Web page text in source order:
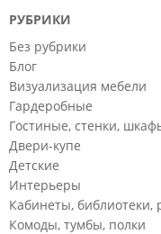
РУБРИКИ
Без рубрики
Блог
Визуализация мебели
Гардеробные
Гостиные, стенки,
Двери-купе
Детские
Интерьеры
Кабинеты, библиотеки,
Комоды, тумбы, полки